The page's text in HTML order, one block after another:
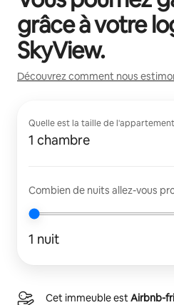
grâce à votre
SkyView.
Découvrez comment nous
Quelle est la taille de l'appartement
1 chambre
Combien de nuits allez-vous
1 nuit
Cet immeuble estAirbnb-